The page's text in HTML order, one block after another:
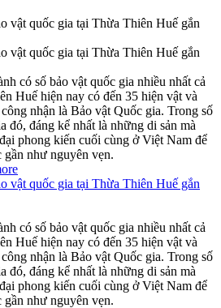
vật quốc gia tại Thừa Thiên Huế gắn
vật quốc gia tại Thừa Thiên Huế gắn
có số bảo vật quốc gia nhiều nhất cả
Huế hiện nay có đến 35 hiện vật và
nhận là Bảo vật Quốc gia. Trong số
đó, đáng kể nhất là những di sản mà
phong kiến cuối cùng ở Việt Nam để
như nguyên vẹn.
vật quốc gia tại Thừa Thiên Huế gắn
có số bảo vật quốc gia nhiều nhất cả
Huế hiện nay có đến 35 hiện vật và
nhận là Bảo vật Quốc gia. Trong số
đó, đáng kể nhất là những di sản mà
phong kiến cuối cùng ở Việt Nam để
như nguyên vẹn.